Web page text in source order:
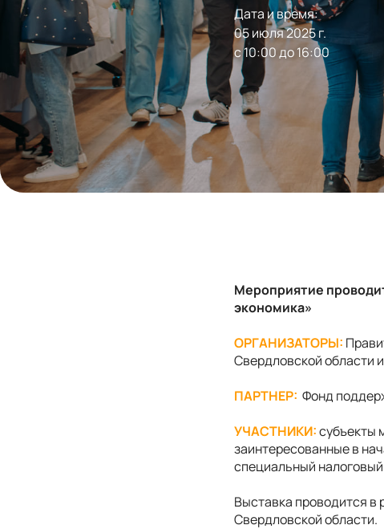
Дата и время:
05 июля 2025 г.
с 10:00 до 16:00
Мероприятие
экономика»
ОРГАНИЗАТОРЫ:
Свердловской области
ПАРТНЕР: Фонд
УЧАСТНИКИ:субъекты
заинтересованные в
специальный
Выставка проводится в
Свердловской области.